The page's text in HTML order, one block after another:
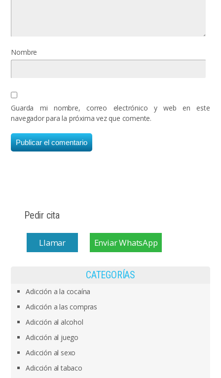
Nombre
Guarda mi nombre, correo electrónico y web en este
navegador para la próxima vez que comente.
Pedir cita
Llamar Enviar WhatsApp
CATEGORÍAS
Adicción a la cocaína
Adicción a las compras
Adicción al alcohol
Adicción al juego
Adicción al sexo
Adicción al tabaco